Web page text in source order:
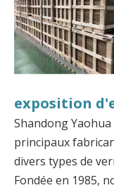
exposition
Shandong Yaohua
principaux
divers types de
Fondée en 1985,